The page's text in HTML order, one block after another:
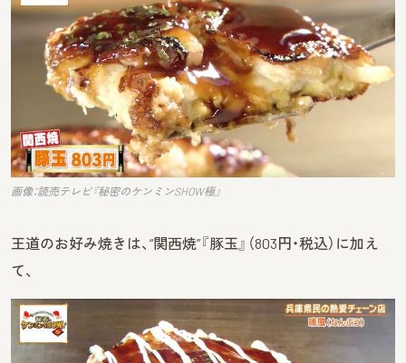
画像：読売テレビ『秘密のケンミンSHOW極』
王道のお好み焼きは、“関西焼”『豚玉』（803円・税込）に加え
て、